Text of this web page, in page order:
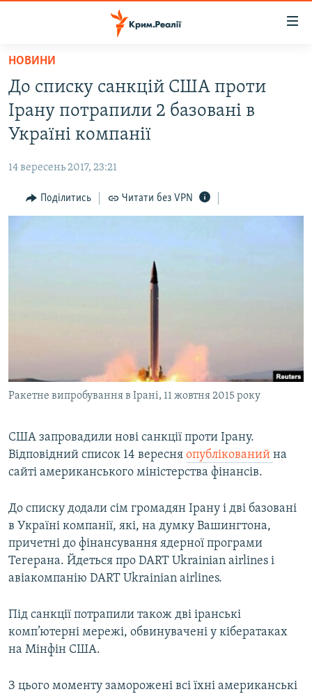
Перейти
основного
матеріалу
Перейти
до
основної
навігації
Перейти
до
ВОДА.КРИМ
ВІДЕО ТА ФОТО
БЛОГИ
ПОГЛЯД
УКРАЇНСЬКА ПРОБЛЕМА КРИМУ
ІНФОГРАФІКА
ДОЛУЧАЙСЯ!
Усі сайти RFE/RL
НОВИНИ
До списку санкцій США проти
Ірану потрапили 2 базовані в
Україні компанії
14 вересень 2017, 23:21
Поділитись Читати без VPN
Ракетне випробування в Ірані, 11 жовтня 2015 року
США запровадили нові санкції проти Ірану.
Відповідний список 14 вересня опублікований на
сайті американського міністерства фінансів.
До списку додали сім громадян Ірану і дві базовані
в Україні компанії, які, на думку Вашингтона,
причетні до фінансування ядерної програми
Тегерана. Йдеться про DART Ukrainian airlines і
авіакомпанію DART Ukrainian airlines.
Під санкції потрапили також дві іранські
комп’ютерні мережі, обвинувачені у кібератаках
на Мінфін США.
З цього моменту заморожені всі їхні американські